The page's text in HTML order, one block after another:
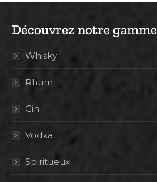
Découvrez notre gamme
Whisky
Rhum
Gin
Vodka
Spiritueux